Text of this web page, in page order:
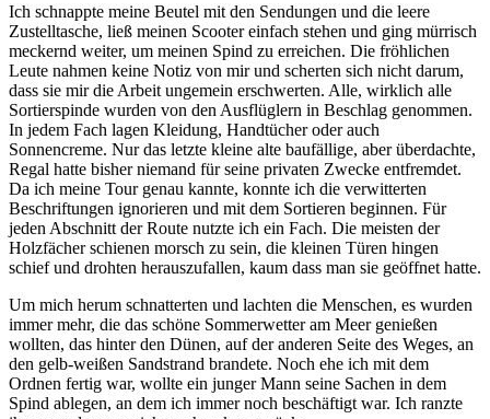
Ich schnappte meine Beutel mit den Sendungen und die leere
Zustelltasche, ließ meinen Scooter einfach stehen und ging mürrisch
meckernd weiter, um meinen Spind zu erreichen. Die fröhlichen
Leute nahmen keine Notiz von mir und scherten sich nicht darum,
dass sie mir die Arbeit ungemein erschwerten. Alle, wirklich alle
Sortierspinde wurden von den Ausflüglern in Beschlag genommen.
In jedem Fach lagen Kleidung, Handtücher oder auch
Sonnencreme. Nur das letzte kleine alte baufällige, aber überdachte,
Regal hatte bisher niemand für seine privaten Zwecke entfremdet.
Da ich meine Tour genau kannte, konnte ich die verwitterten
Beschriftungen ignorieren und mit dem Sortieren beginnen. Für
jeden Abschnitt der Route nutzte ich ein Fach. Die meisten der
Holzfächer schienen morsch zu sein, die kleinen Türen hingen
schief und drohten herauszufallen, kaum dass man sie geöffnet hatte.
Um mich herum schnatterten und lachten die Menschen, es wurden
immer mehr, die das schöne Sommerwetter am Meer genießen
wollten, das hinter den Dünen, auf der anderen Seite des Weges, an
den gelb-weißen Sandstrand brandete. Noch ehe ich mit dem
Ordnen fertig war, wollte ein junger Mann seine Sachen in dem
Spind ablegen, an dem ich immer noch beschäftigt war. Ich ranzte